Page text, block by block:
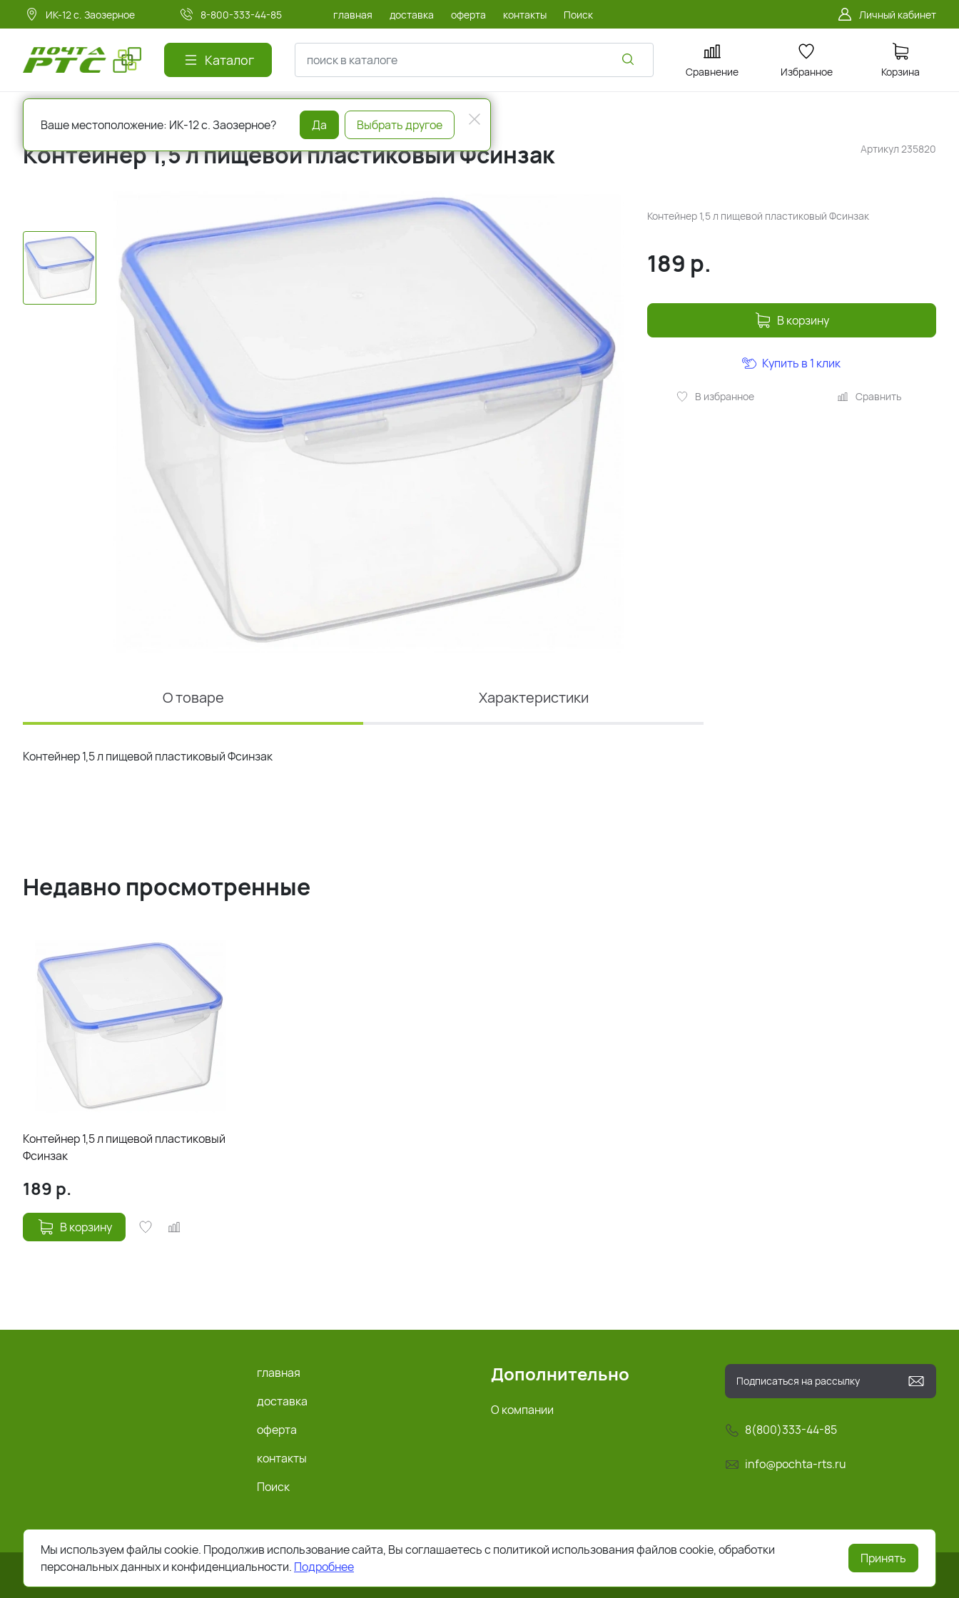
ИК-12 с. Заозерное 8-800-333-44-85 главная доставка оферта контакты Поиск Личный кабинет
Каталог
Сравнение Избранное Корзина
Артикул 235820
Контейнер 1,5 л пищевой пластиковый Фсинзак
Контейнер 1,5 л пищевой пластиковый Фсинзак
189 р.
В корзину
В избранное Сравнить
Купить в 1 клик
О товаре Характеристики
Контейнер 1,5 л пищевой пластиковый Фсинзак
Недавно просмотренные
Контейнер 1,5 л пищевой пластиковый
Фсинзак
189 р.
В корзину
8(800)333-44-85
info@pochta-rts.ru
главная
доставка
оферта
контакты
Поиск
Дополнительно
О компании
2026 © Все права защищены. Работает на
Мы используем файлы cookie. Продолжив использование сайта, Вы соглашаетесь с политикой использования файлов cookie, обработки
персональных данных и конфиденциальности. Подробнее
Принять
Ваше местоположение: ИК-12 с. Заозерное? Да Выбрать другое